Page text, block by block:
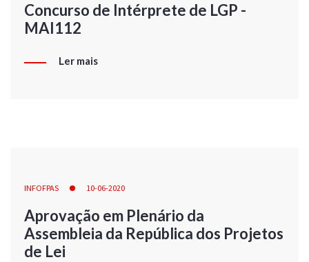
Concurso de Intérprete de LGP -
MAI112
Ler mais
INFOFPAS 10-06-2020
Aprovação em Plenário da
Assembleia da República dos Projetos
de Lei